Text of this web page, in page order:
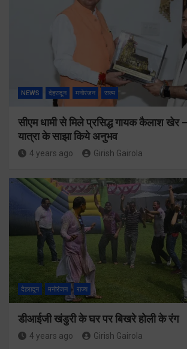
NEWS देहरादून मनोरंजन राज्य
सीएम धामी से मिले प्रसिद्ध गायक कैलाश खेर
यात्रा के साझा किये अनुभव
4 years ago Girish Gairola
देहरादून मनोरंजन राज्य
डीआईजी खंडुरी के घर पर बिखरे होली के रंग
4 years ago Girish Gairola